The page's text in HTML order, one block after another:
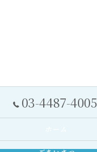
03-4487-4005